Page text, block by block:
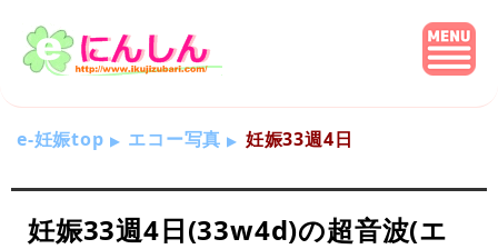
e-妊娠top エコー写真 妊娠33週4日
妊娠33週4日(33w4d)の超音波(エ